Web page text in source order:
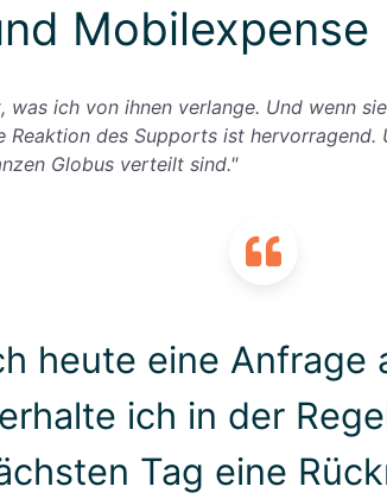
Mobilexpense
was ich von ihnen verlange. Und wenn
Reaktion des Supports ist hervorragend.
Globus verteilt sind."
heute eine Anfrage
ich in der
Tag eine